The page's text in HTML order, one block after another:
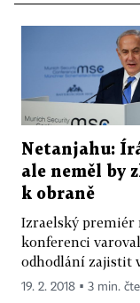
Netanjahu:
ale neměl by
k obraně
Izraelský premiér
konferenci
odhodlání zajistit
19. 2. 2018 ▪ 3 min.